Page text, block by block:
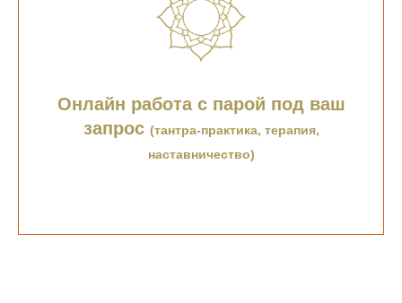
Онлайн работа с парой под ваш
запрос (тантра-практика, терапия,
наставничество)